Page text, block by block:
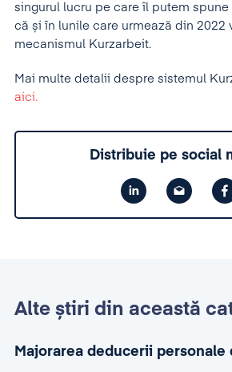
singurul lucru pe care îl putem
că și în lunile care urmează din 2022
mecanismul Kurzarbeit.
Mai multe detalii despre sistemul
aici.
Distribuie pe social
Alte știri din această
Majorarea deducerii personale